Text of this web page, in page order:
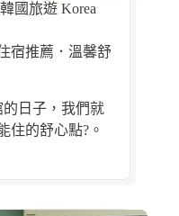
韓國旅遊 Korea
宿推薦．溫馨舒
日子，我們就
住的舒心點?。